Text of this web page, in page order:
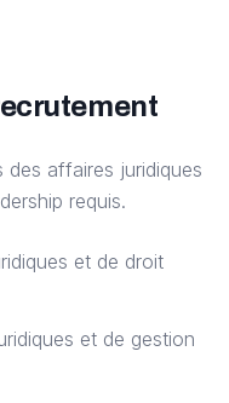
des affaires juridiques
requis.
et de droit
et de gestion